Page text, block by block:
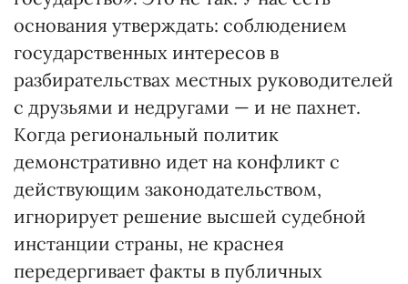
основания утверждать: соблюдением
государственных интересов в
разбирательствах местных руководителей
с друзьями и недругами — и не пахнет.
Когда региональный политик
демонстративно идет на конфликт с
действующим законодательством,
игнорирует решение высшей судебной
инстанции страны, не краснея
передергивает факты в публичных